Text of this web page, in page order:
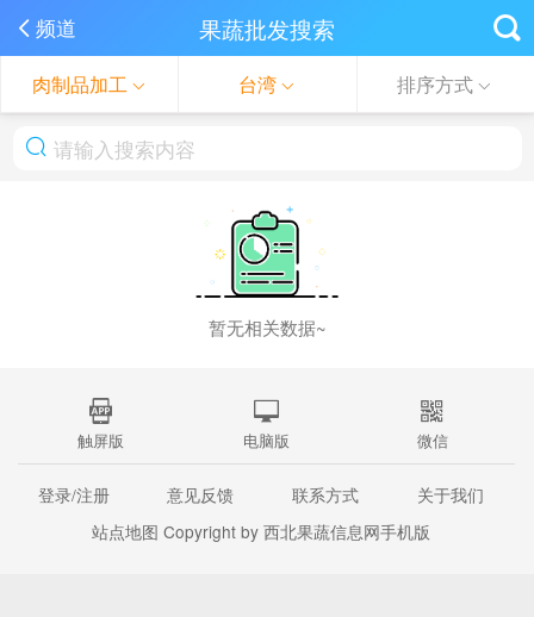
频道 果蔬批发搜索
肉制品加工 台湾 排序方式
暂无相关数据~
触屏版 电脑版 微信
登录/注册 意见反馈 联系方式
关于我们
站点地图 Copyright by 西北果蔬信息网手机版